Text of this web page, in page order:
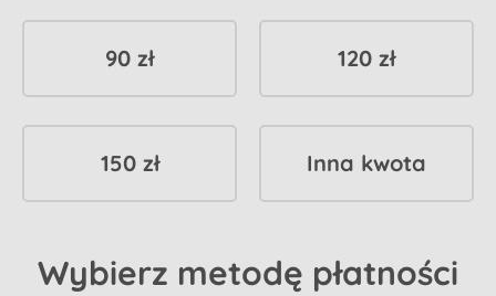
90 zł 120 zł
150 zł Inna kwota
Wybierz metodę płatności